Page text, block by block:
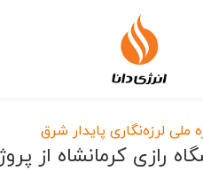
ملی لرزه‌نگاری پایدار شرق
رازی کرمانشاه از